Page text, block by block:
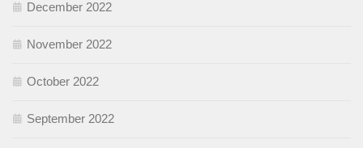
December 2022
November 2022
October 2022
September 2022